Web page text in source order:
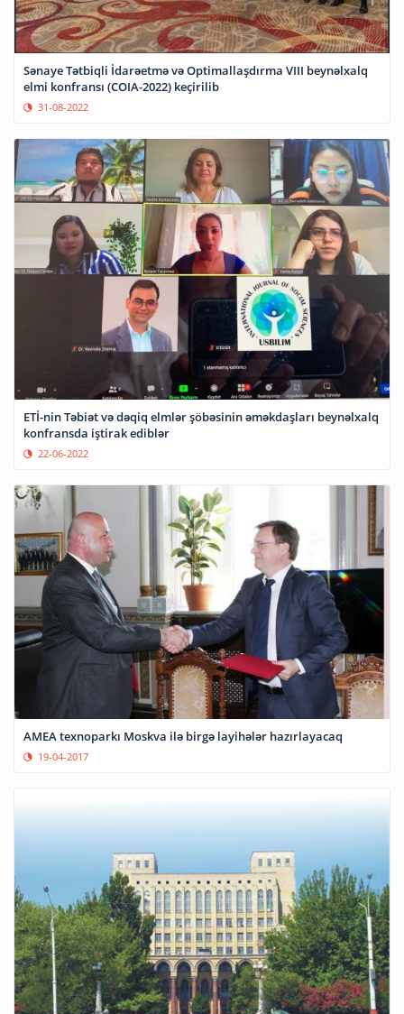
Sənaye Tətbiqli İdarəetmə və Optimallaşdırma VIII beynəlxalq
elmi konfransı (COIA-2022) keçirilib
31-08-2022
ETİ-nin Təbiət və dəqiq elmlər şöbəsinin əməkdaşları beynəlxalq
konfransda iştirak ediblər
22-06-2022
AMEA texnoparkı Moskva ilə birgə layihələr hazırlayacaq
19-04-2017